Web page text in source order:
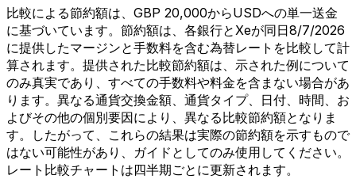
比較による節約額は、GBP 20,000からUSDへの単一送金
に基づいています。節約額は、各銀行とXeが同日8/7/2026
に提供したマージンと手数料を含む為替レートを比較して計
算されます。提供された比較節約額は、示された例について
のみ真実であり、すべての手数料や料金を含まない場合があ
ります。異なる通貨交換金額、通貨タイプ、日付、時間、お
よびその他の個別要因により、異なる比較節約額となりま
す。したがって、これらの結果は実際の節約額を示すもので
はない可能性があり、ガイドとしてのみ使用してください。
レート比較チャートは四半期ごとに更新されます。